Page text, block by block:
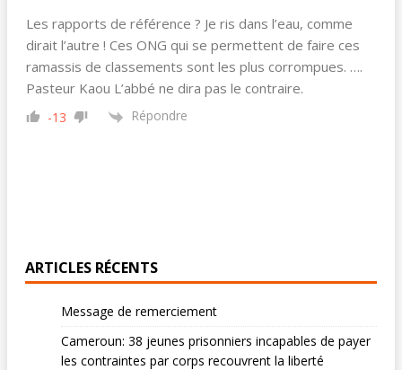
Les rapports de référence ? Je ris dans l’eau, comme
dirait l’autre ! Ces ONG qui se permettent de faire ces
ramassis de classements sont les plus corrompues. ….
Pasteur Kaou L’abbé ne dira pas le contraire.
-13 Répondre
ARTICLES RÉCENTS
Message de remerciement
Cameroun: 38 jeunes prisonniers incapables de payer
les contraintes par corps recouvrent la liberté